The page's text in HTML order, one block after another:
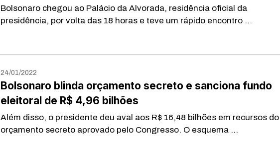
Bolsonaro chegou ao Palácio da Alvorada, residência oficial da
presidência, por volta das 18 horas e teve um rápido encontro ...
24/01/2022
Bolsonaro blinda orçamento secreto e sanciona fundo
eleitoral de R$ 4,96 bilhões
Além disso, o presidente deu aval aos R$ 16,48 bilhões em recursos do
orçamento secreto aprovado pelo Congresso. O esquema ...